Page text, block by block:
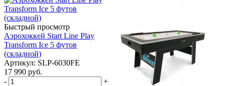
Быстрый просмотр
Аэрохоккей Start Line Play
Transform Ice 5 футов
(складной)
Артикул: SLP-6030FE
17 990 руб.
-
+